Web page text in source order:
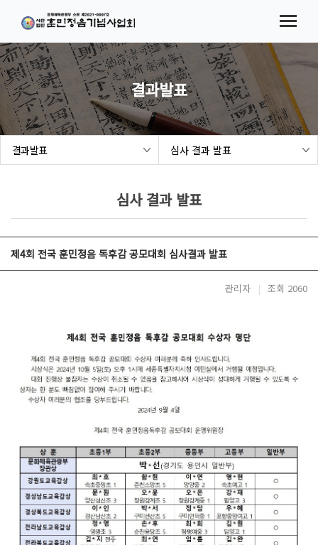
메뉴바로가기
본문바로가기
법인소개
협회소식
시험(대회) 요강
참가접수
결과발표
세종여민관
결과발표
결과발표 심사 결과 발표
심사 결과 발표
제4회 전국 훈민정음 독후감 공모대회 심사결과 발표
관리자 | 조회 2060